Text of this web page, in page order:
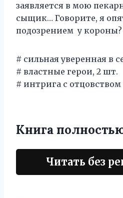
заявляется в мою
сыщик… Говорите, я
подозрением у короны?
# сильная уверенная в
# властные герои, 2 шт.
# интрига с отцовством
Книга
Читать без